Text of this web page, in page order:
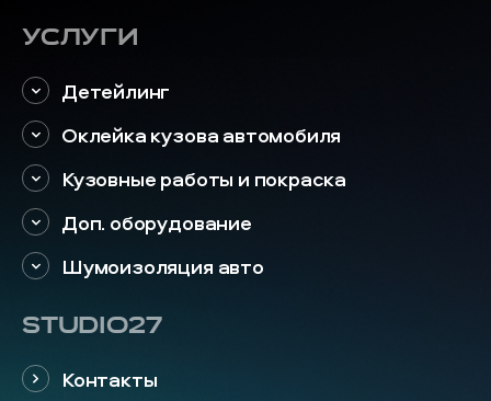
Услуги
Детейлинг
Оклейка кузова автомобиля
Кузовные работы и покраска
Доп. оборудование
Шумоизоляция авто
STUDIO27
Контакты